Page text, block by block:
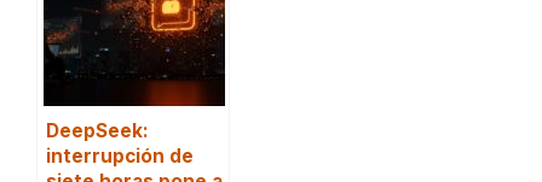
DeepSeek:
interrupción de